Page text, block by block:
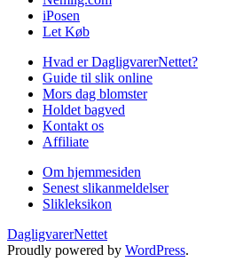
iPosen
Let Køb
Hvad er DagligvarerNettet?
Guide til slik online
Mors dag blomster
Holdet bagved
Kontakt os
Affiliate
Om hjemmesiden
Senest slikanmeldelser
Slikleksikon
DagligvarerNettet
Proudly powered by WordPress.